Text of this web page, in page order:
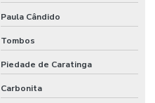
Paula Cândido
Tombos
Piedade de Caratinga
Carbonita